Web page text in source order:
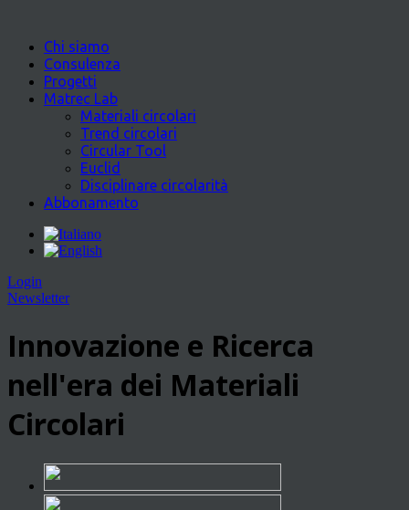
Chi siamo
Consulenza
Progetti
Matrec Lab
Materiali circolari
Trend circolari
Circular Tool
Euclid
Disciplinare circolarità
Abbonamento
Login
Newsletter
Innovazione e Ricerca
nell'era dei Materiali
Circolari